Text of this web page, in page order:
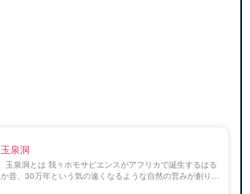
玉泉洞
玉泉洞とは 我々ホモサピエンスがアフリカで誕生するはる
か昔、30万年という気の遠くなるような自然の営みが創り上